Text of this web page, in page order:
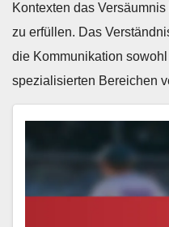
Kontexten das
zu erfüllen. Das
die Kommunikation
spezialisierten Bereichen